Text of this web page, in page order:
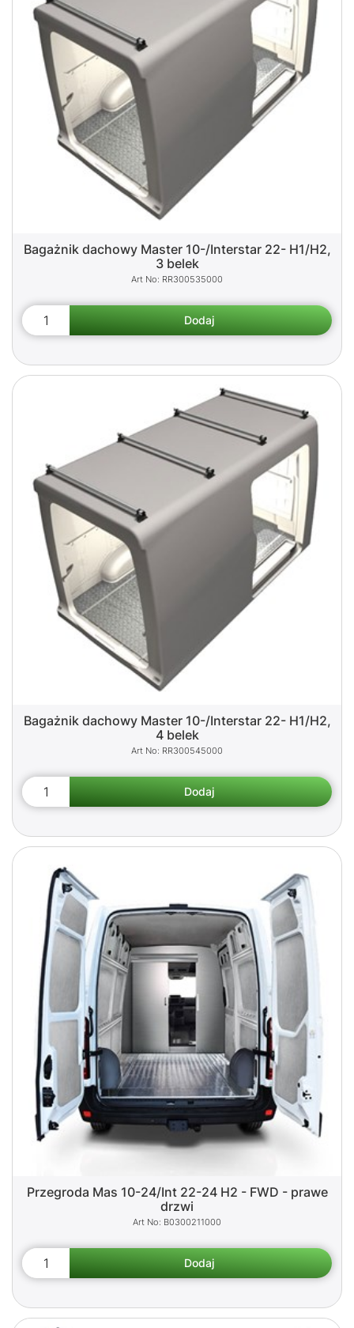
Bagażnik dachowy Master 10-/Interstar 22- H1/H2,
3 belek
RR300535000
Bagażnik dachowy Master 10-/Interstar 22- H1/H2,
4 belek
RR300545000
Przegroda Mas 10-24/Int 22-24 H2 - FWD - prawe
drzwi
B0300211000